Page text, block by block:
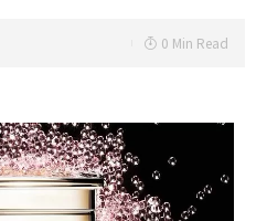
0 Min Read